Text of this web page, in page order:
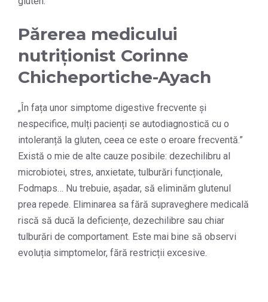
Părerea medicului
nutriționist Corinne
Chicheportiche-Ayach
„În fața unor simptome digestive frecvente și
nespecifice, mulți pacienți se autodiagnostică cu o
intoleranță la gluten, ceea ce este o eroare frecventă.”
Există o mie de alte cauze posibile: dezechilibru al
microbiotei, stres, anxietate, tulburări funcționale,
Fodmaps… Nu trebuie, așadar, să eliminăm glutenul
prea repede. Eliminarea sa fără supraveghere medicală
riscă să ducă la deficiențe, dezechilibre sau chiar
tulburări de comportament. Este mai bine să observi
evoluția simptomelor, fără restricții excesive.